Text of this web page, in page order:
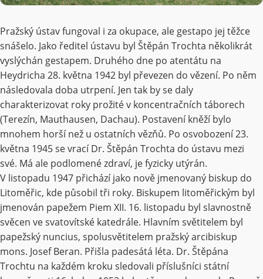
Pražský ústav fungoval i za okupace, ale gestapo jej těžce
snášelo. Jako ředitel ústavu byl Štěpán Trochta několikrát
vyslýchán gestapem. Druhého dne po atentátu na
Heydricha 28. května 1942 byl převezen do vězení. Po něm
následovala doba utrpení. Jen tak by se daly
charakterizovat roky prožité v koncentračních táborech
(Terezín, Mauthausen, Dachau). Postavení kněží bylo
mnohem horší než u ostatních vězňů. Po osvobození 23.
května 1945 se vrací Dr. Štěpán Trochta do ústavu mezi
své. Má ale podlomené zdraví, je fyzicky utýrán.
V listopadu 1947 přichází jako nově jmenovaný biskup do
Litoměřic, kde působil tři roky. Biskupem litoměřickým byl
jmenován papežem Piem XII. 16. listopadu byl slavnostně
svěcen ve svatovítské katedrále. Hlavním světitelem byl
papežský nuncius, spolusvětitelem pražský arcibiskup
mons. Josef Beran. Přišla padesátá léta. Dr. Štěpána
Trochtu na každém kroku sledovali příslušníci státní